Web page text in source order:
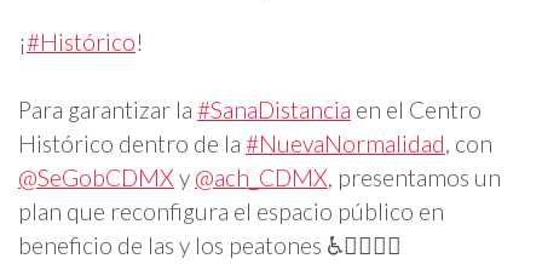
¡#Histórico!
Para garantizar la #SanaDistancia en el Centro
Histórico dentro de la #NuevaNormalidad , con
@SeGobCDMX y @ach_CDMX , presentamos un
plan que reconfigura el espacio público en
beneficio de las y los peatones ♿️🚶‍♀️🚶‍♂️